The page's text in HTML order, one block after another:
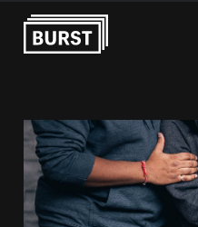
Pular para o conteúdo